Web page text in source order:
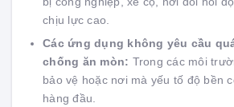
chịu lực cao.
Các ứng dụng không yêu cầu
chống ăn mòn: Trong các môi
bảo vệ hoặc nơi mà yếu tố độ bền
hàng đầu.